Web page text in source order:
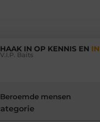
HAAK IN OP KENNIS EN
V.I.P. Baits
mensen